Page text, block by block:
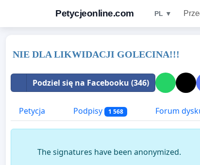
Petycjeonline.com PL ▼
NIE DLA LIKWIDACJI GOLECINA!!!
Podziel się na Facebooku (346)
Petycja Podpisy 1 568 Forum
The signatures have been anonymized.